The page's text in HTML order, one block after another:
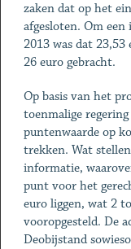
zaken dat op het
afgesloten. Om
2013 was dat
26 euro gebracht.
Op basis van het
toenmalige
puntenwaarde op
trekken. Wat
informatie,
punt voor het
euro liggen, wat 2
vooropgesteld. De
Deobijstand